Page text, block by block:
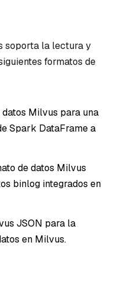
soporta la lectura y
formatos de
datos Milvus para una
Spark DataFrame a
de datos Milvus
binlog integrados en
JSON para la
en Milvus.